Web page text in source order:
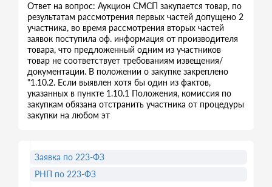
Ответ на вопрос: Аукцион СМСП закупается товар, по
результатам рассмотрения первых частей допущено 2
участника, во время рассмотрения вторых частей
заявок поступила оф. информация от производителя
товара, что предложенный одним из участников
товар не соответствует требованиям извещения/
документации. В положении о закупке закреплено
"1.10.2. Если выявлен хотя бы один из фактов,
указанных в пункте 1.10.1 Положения, комиссия по
закупкам обязана отстранить участника от процедуры
закупки на любом эт
Заявка по 223-ФЗ
РНП по 223-ФЗ